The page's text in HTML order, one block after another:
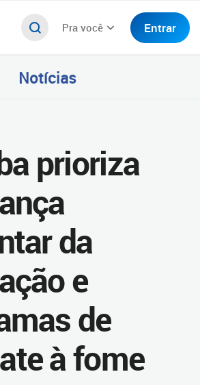
Pra você Entrar
Notícias
prioriza
da
e
de
à fome